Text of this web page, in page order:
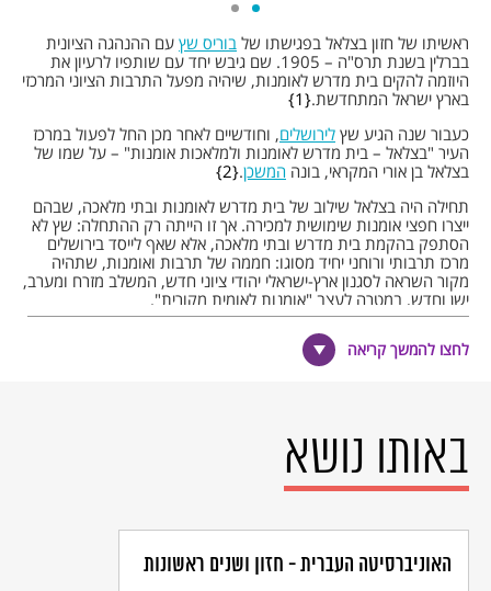
ראשיתו של חזון בצלאל בפגישתו של בוריס שץ עם ההנהגה הציונית
בברלין בשנת תרס"ה – 1905. שם גיבש יחד עם שותפיו לרעיון את
היוזמה להקים בית מדרש לאומנות, שיהיה מפעל התרבות הציוני המרכזי
בארץ ישראל המתחדשת. 1
כעבור שנה הגיע שץ לירושלים, וחודשיים לאחר מכן החל לפעול במרכז
העיר "בצלאל – בית מדרש לאומנות ולמלאכות אומנות" – על שמו של
בצלאל בן אורי המקראי, בונה המשכן.
2
תחילה היה בצלאל שילוב של בית מדרש לאומנות ובתי מלאכה, שבהם
ייצרו חפצי אומנות שימושית למכירה. אך זו הייתה רק ההתחלה: שץ לא
הסתפק בהקמת בית מדרש ובתי מלאכה, אלא שאף לייסד בירושלים
מרכז תרבותי ורוחני יחיד מסוגו: חממה של תרבות ואומנות, שתהיה
מקור השראה לסגנון ארץ-ישראלי יהודי ציוני חדש, המשלב מזרח ומערב,
ישן וחדש, במטרה לעצב "אומנות לאומית מקורית".
שץ האמין כי האומנות היא הביטוי לרוח העם, וקיומה של יצירה יהודית
בארץ היהודים היא תנאי חיוני לתחייתה של האומה. בשנותיו הראשונות
אכן היה בצלאל למרכז של חיי התרבות בירושלים, והוא כלל בית מדרש
אנשי בצלאל ביקשו לעצב סגנון אומנותי יהודי-עברי, המשלב סמלים
מסורתיים מחפצי קודש יהודיים יחד עם דימויים ומוטיבים מנופי הארץ
ודמויותיה ומן הממצאים הארכיאולוגיים שנחשפו בה (מטבעות, רצפות
הכנסה קבוע לבצלאל ממכירות של חפצי אומנות וקודש לתיירים
ולצליינים. שץ החל את פעילותו בתנופה גדולה: הוא ארגן קבוצה של
לחצו להמשך קריאה
באותו נושא
האוניברסיטה העברית - חזון ושנים ראשונות